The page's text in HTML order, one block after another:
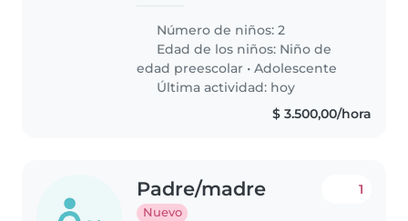
Número de niños: 2
Edad de los niños: Niño de
edad preescolar •Adolescente
Última actividad: hoy
$ 3.500,00/hora
Padre/madre
Nuevo
1